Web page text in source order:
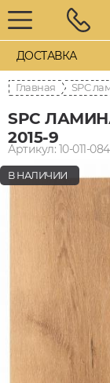
ДОСТАВКА
Главная SPC
SPC
2015-9
Артикул: 10-011-
В НАЛИЧИИ